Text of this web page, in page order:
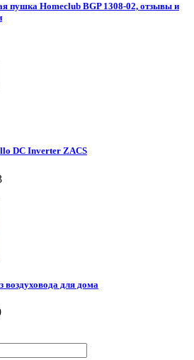
пушка Homeclub BGP 1308-02, отзывы и
DC Inverter ZACS
для дома